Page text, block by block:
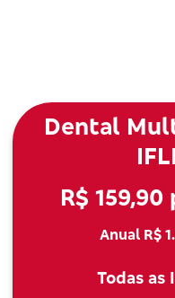
Dental
R$
Anual R$
Todas as